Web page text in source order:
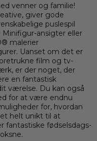
venner og familie!
giver gode
puslespil
ansigter eller
malerier
Uanset om det er
film og tv-
er der noget, der
en fantastisk
værelse. Du kan også
for at være endnu
for, hvordan
helt unikt til at
fantastiske fødselsdags-